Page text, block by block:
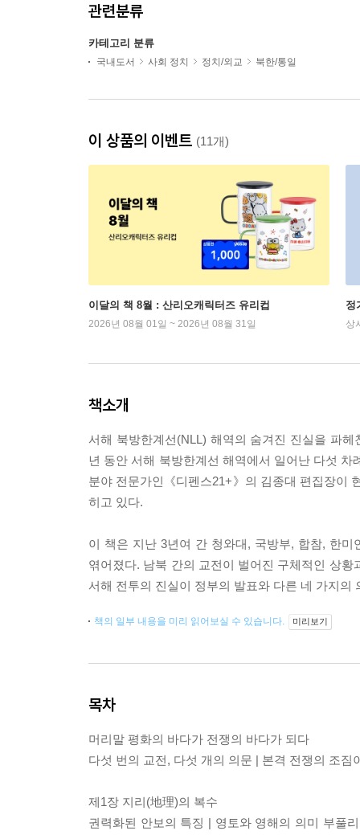
관련분류
카테고리 분류
국내도서 사회 정치 정치/외교 북한/통일
이 상품의 이벤트 (11개)
이달의 책 8월 : 산리오캐릭터즈 유리컵
2026년 08월 01일 ~ 2026년 08월 31일
정
상
책소개
서해 북방한계선(NLL) 해역의 숨겨진 진실을 파
년 동안 서해 북방한계선 해역에서 일어난 다섯
분야 전문가인《디펜스21+》의 김종대 편집장이
히고 있다.
이 책은 지난 3년여 간 청와대, 국방부, 합참, 한
엮어졌다. 남북 간의 교전이 벌어진 구체적인 상
서해 전투의 진실이 정부의 발표와 다른 네 가지
책의 일부 내용을 미리 읽어보실 수 있습니다. 미리보기
목차
머리말 평화의 바다가 전쟁의 바다가 되다
다섯 번의 교전, 다섯 개의 의문 | 본격 전쟁의 조
제1장 지리(地理)의 복수
권력화된 안보의 특징 | 영토와 영해의 의미 부풀